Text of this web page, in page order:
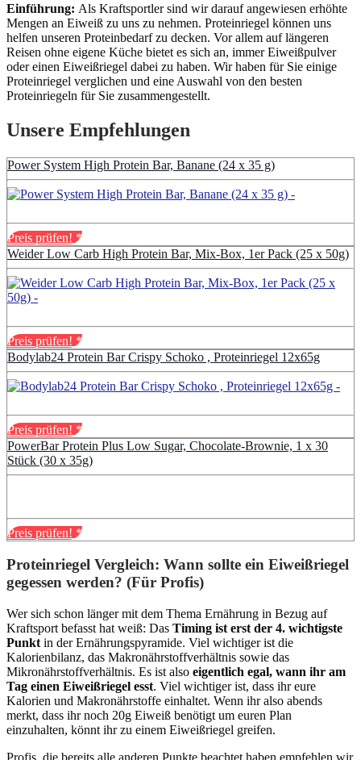
Einführung: Als Kraftsportler sind wir darauf angewiesen erhöhte
Mengen an Eiweiß zu uns zu nehmen. Proteinriegel können uns
helfen unseren Proteinbedarf zu decken. Vor allem auf längeren
Reisen ohne eigene Küche bietet es sich an, immer Eiweißpulver
oder einen Eiweißriegel dabei zu haben. Wir haben für Sie einige
Proteinriegel verglichen und eine Auswahl von den besten
Proteinriegeln für Sie zusammengestellt.
Unsere Empfehlungen
Power System High Protein Bar, Banane (24 x 35 g)
Preis prüfen! *
Weider Low Carb High Protein Bar, Mix-Box, 1er Pack (25 x 50g)
Preis prüfen! *
Bodylab24 Protein Bar Crispy Schoko , Proteinriegel 12x65g
Preis prüfen! *
PowerBar Protein Plus Low Sugar, Chocolate-Brownie, 1 x 30
Stück (30 x 35g)
Preis prüfen! *
Proteinriegel Vergleich: Wann sollte ein Eiweißriegel
gegessen werden? (Für Profis)
Wer sich schon länger mit dem Thema Ernährung in Bezug auf
Kraftsport befasst hat weiß: Das Timing ist erst der 4. wichtigste
Punkt in der Ernährungspyramide. Viel wichtiger ist die
Kalorienbilanz, das Makronährstoffverhältnis sowie das
Mikronährstoffverhältnis. Es ist also eigentlich egal, wann ihr am
Tag einen Eiweißriegel esst. Viel wichtiger ist, dass ihr eure
Kalorien und Makronährstoffe einhaltet. Wenn ihr also abends
merkt, dass ihr noch 20g Eiweiß benötigt um euren Plan
einzuhalten, könnt ihr zu einem Eiweißriegel greifen.